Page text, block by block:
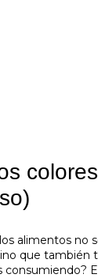
alimentos no
que también
consumiendo?